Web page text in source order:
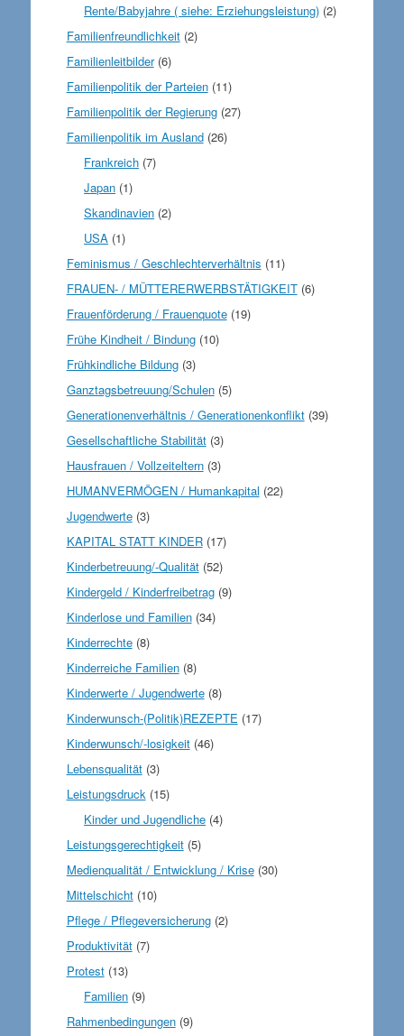
Rente/Babyjahre ( siehe: Erziehungsleistung) (2)
Familienfreundlichkeit(2)
Familienleitbilder(6)
Familienpolitik der Parteien(11)
Familienpolitik der Regierung(27)
Familienpolitik im Ausland(26)
Frankreich (7)
Japan (1)
Skandinavien (2)
USA (1)
Feminismus / Geschlechterverhältnis (11)
FRAUEN- / MÜTTERERWERBSTÄTIGKEIT(6)
Frauenförderung / Frauenquote(19)
Frühe Kindheit / Bindung(10)
Frühkindliche Bildung(3)
Ganztagsbetreuung/Schulen(5)
Generationenverhältnis / Generationenkonflikt(39)
Gesellschaftliche Stabilität(3)
Hausfrauen / Vollzeiteltern(3)
HUMANVERMÖGEN / Humankapital (22)
Jugendwerte(3)
KAPITAL STATT KINDER(17)
Kinderbetreuung/-Qualität(52)
Kindergeld / Kinderfreibetrag(9)
Kinderlose und Familien(34)
Kinderrechte(8)
Kinderreiche Familien(8)
Kinderwerte / Jugendwerte(8)
Kinderwunsch-(Politik)REZEPTE (17)
Kinderwunsch/-losigkeit(46)
Lebensqualität(3)
Leistungsdruck(15)
Kinder und Jugendliche (4)
Leistungsgerechtigkeit(5)
Medienqualität / Entwicklung / Krise(30)
Mittelschicht(10)
Pflege / Pflegeversicherung(2)
Produktivität(7)
Protest(13)
Familien (9)
Rahmenbedingungen(9)